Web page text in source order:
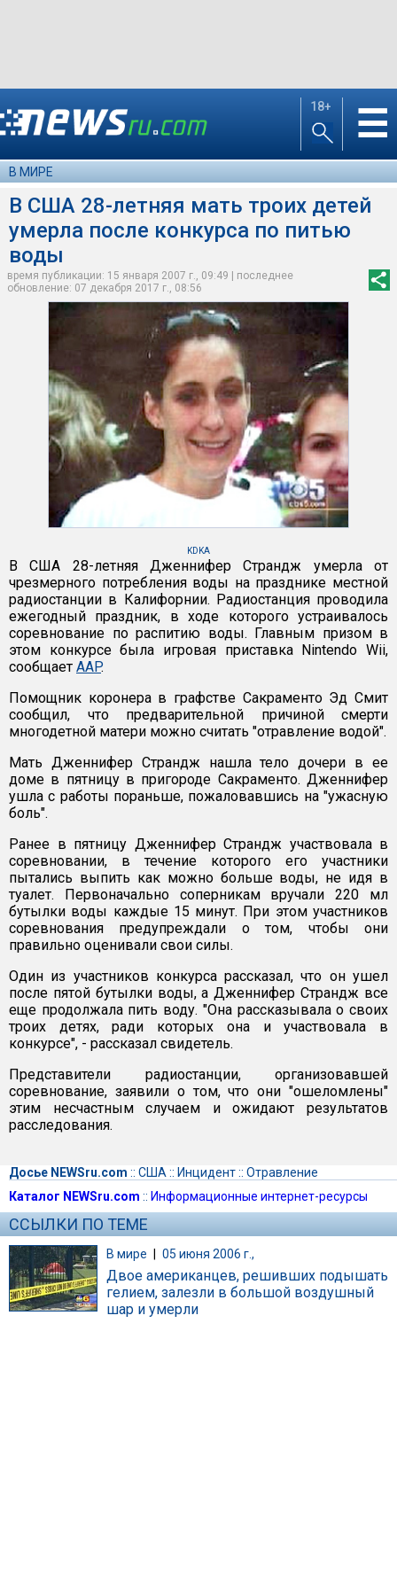
18+ ☰
В МИРЕ
В США 28-летняя мать троих детей
умерла после конкурса по питью
воды
время публикации: 15 января 2007 г., 09:49 | последнее
обновление: 07 декабря 2017 г., 08:56
KDKA
В США 28-летняя Дженнифер Страндж умерла от
чрезмерного потребления воды на празднике местной
радиостанции в Калифорнии. Радиостанция проводила
ежегодный праздник, в ходе которого устраивалось
соревнование по распитию воды. Главным призом в
этом конкурсе была игровая приставка Nintendo Wii,
сообщает AAP.
Помощник коронера в графстве Сакраменто Эд Смит
сообщил, что предварительной причиной смерти
многодетной матери можно считать "отравление водой".
Мать Дженнифер Страндж нашла тело дочери в ее
доме в пятницу в пригороде Сакраменто. Дженнифер
ушла с работы пораньше, пожаловавшись на "ужасную
боль".
Ранее в пятницу Дженнифер Страндж участвовала в
соревновании, в течение которого его участники
пытались выпить как можно больше воды, не идя в
туалет. Первоначально соперникам вручали 220 мл
бутылки воды каждые 15 минут. При этом участников
соревнования предупреждали о том, чтобы они
правильно оценивали свои силы.
Один из участников конкурса рассказал, что он ушел
после пятой бутылки воды, а Дженнифер Страндж все
еще продолжала пить воду. "Она рассказывала о своих
троих детях, ради которых она и участвовала в
конкурсе", - рассказал свидетель.
Представители радиостанции, организовавшей
соревнование, заявили о том, что они "ошеломлены"
этим несчастным случаем и ожидают результатов
расследования.
Досье NEWSru.com :: США :: Инцидент:: Отравление
Каталог NEWSru.com :: Информационные интернет-ресурсы
ССЫЛКИ ПО ТЕМЕ
В мире | 05 июня 2006 г.,
Двое американцев, решивших подышать
гелием, залезли в большой воздушный
шар и умерли